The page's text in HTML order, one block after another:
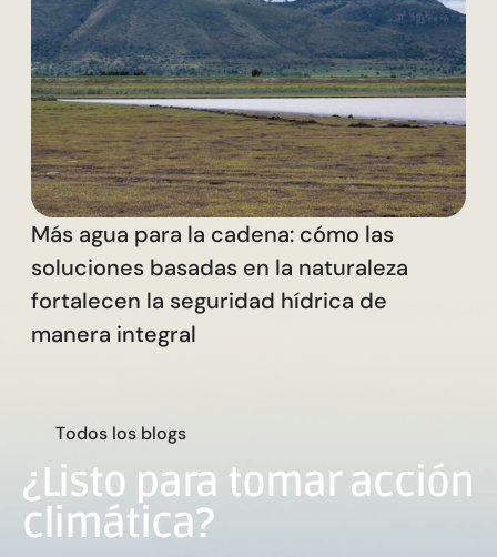
Más agua para la cadena: cómo las
soluciones basadas en la naturaleza
fortalecen la seguridad hídrica de
manera integral
Todos los blogs
¿Listo para tomar acción
climática?